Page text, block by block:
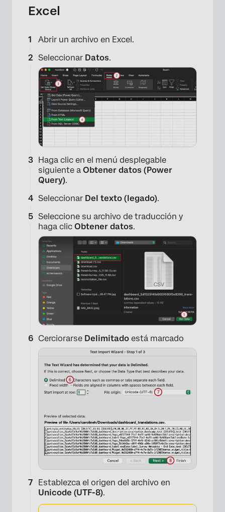
Excel
Abrir un archivo en Excel.
Seleccionar Datos.
Haga clic en el menú desplegable
siguiente a Obtener datos (Power
Query).
Seleccionar Del texto (legado).
Seleccione su archivo de traducción y
haga clic Obtener datos.
Cerciorarse Delimitado está marcado
Establezca el origen del archivo en
Unicode (UTF-8).